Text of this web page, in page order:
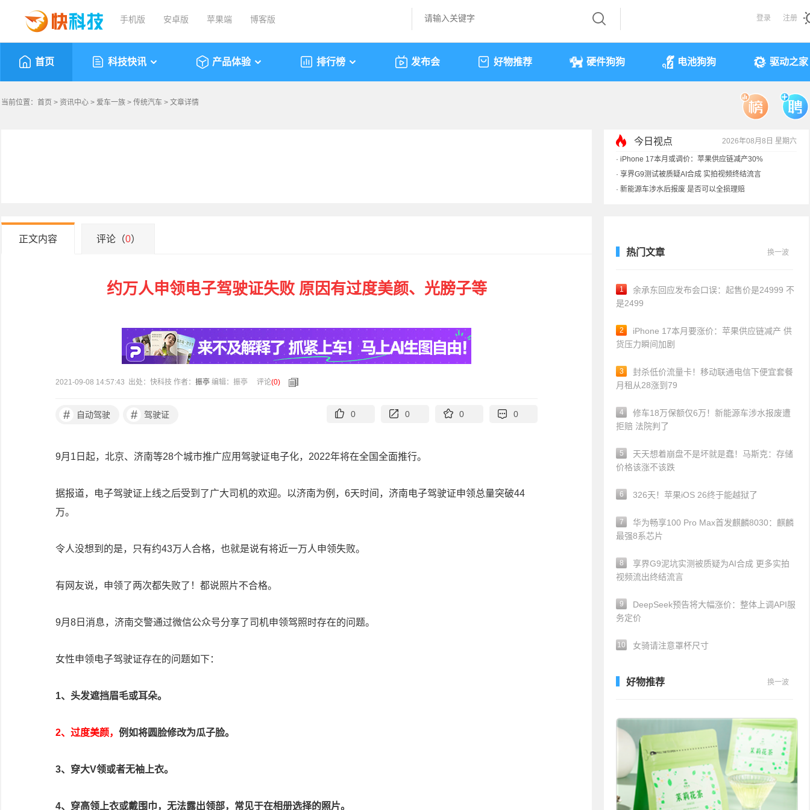
手机版 安卓版 苹果端 博客版 登录 注册
首页 科技快讯 产品体验 排行榜 发布会 好物推荐 硬件狗狗 电池狗狗 驱动之家
当前位置： 首页 > 资讯中心 > 爱车一族 > 传统汽车 > 文章详情
今日视点 2026年08月8日 星期六
· iPhone 17本月或调价：苹果供应链减产30%
· 享界G9测试被质疑AI合成 实拍视频终结流言
· 新能源车涉水后报废 是否可以全损理赔
正文内容 评论（0）
约万人申领电子驾驶证失败 原因有过度美颜、光膀子等
2021-09-08 14:57:43 出处：快科技 作者： 振亭 编辑：振亭 评论(0)
# 自动驾驶 # 驾驶证 0 0 0 0
9月1日起，北京、济南等28个城市推广应用驾驶证电子化，2022年将在全国全面推行。
据报道，电子驾驶证上线之后受到了广大司机的欢迎。以济南为例，6天时间，济南电子驾驶证申领总量突破44
万。
令人没想到的是，只有约43万人合格，也就是说有将近一万人申领失败。
有网友说，申领了两次都失败了！都说照片不合格。
9月8日消息，济南交警通过微信公众号分享了司机申领驾照时存在的问题。
女性申领电子驾驶证存在的问题如下：
1、头发遮挡眉毛或耳朵。
2、过度美颜， 例如将圆脸修改为瓜子脸。
3、穿大V领或者无袖上衣。
4、穿高领上衣或戴围巾，无法露出领部，常见于在相册选择的照片。
热门文章 换一波
1
余承东回应发布会口误：起售价是24999 不
是2499
2
iPhone 17本月要涨价：苹果供应链减产 供
货压力瞬间加剧
3
封杀低价流量卡！移动联通电信下便宜套餐
月租从28涨到79
4
修车18万保额仅6万！新能源车涉水报废遭
拒赔 法院判了
5
天天想着崩盘不是坏就是蠢！马斯克：存储
价格该涨不该跌
6 326天！苹果iOS 26终于能越狱了
7
华为畅享100 Pro Max首发麒麟8030：麒麟
最强8系芯片
8
享界G9泥坑实测被质疑为AI合成 更多实拍
视频流出终结流言
9
DeepSeek预告将大幅涨价：整体上调API服
务定价
10 女骑请注意罩杯尺寸
好物推荐 换一波